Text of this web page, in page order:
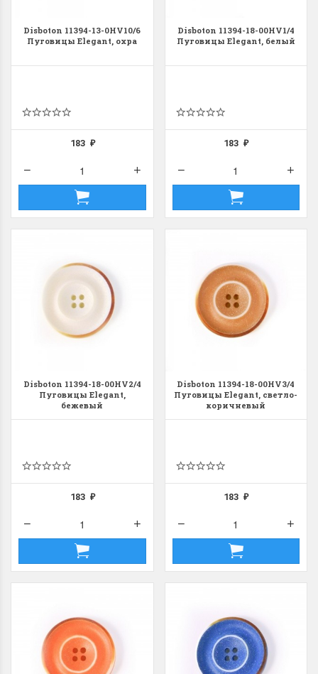
Disboton 11394-13-0HV10/6
Пуговицы Elegant, охра
183 ₽
Disboton 11394-18-00HV1/4
Пуговицы Elegant, белый
183₽
Disboton 11394-18-00HV2/4
Пуговицы Elegant,
бежевый
183 ₽
Disboton 11394-18-00HV3/4
Пуговицы Elegant, светло-
коричневый
183₽